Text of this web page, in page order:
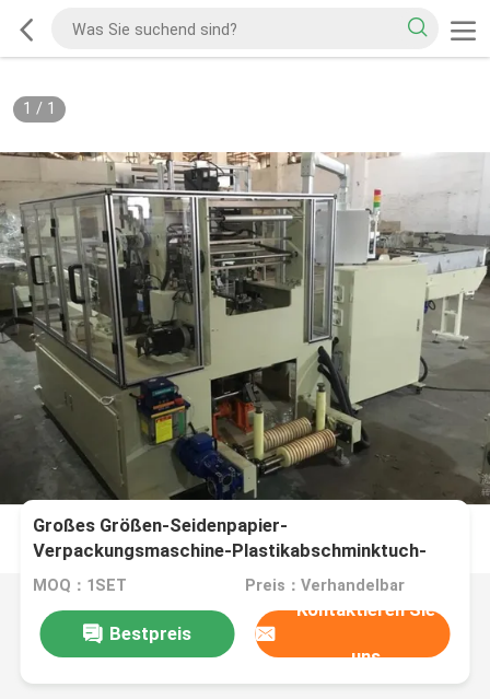
1 / 1
Großes Größen-Seidenpapier-
Verpackungsmaschine-Plastikabschminktuch-
Verpackengerät
MOQ：1SET Preis：Verhandelbar
Bestpreis
Kontaktieren Sie
uns